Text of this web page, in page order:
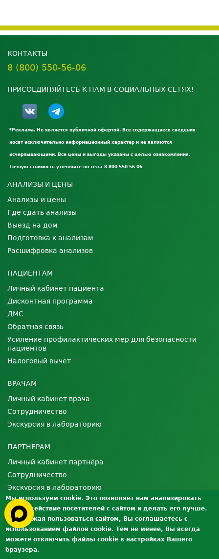
КОНТАКТЫ
8 (800) 550-56-06
ПРИСОЕДИНЯЙТЕСЬ К НАМ В СОЦИАЛЬНЫХ СЕТЯХ!
*Реклама. Не является публичной офертой. Все содержащиеся сведения
носят исключительно информационный характер и не являются
исчерпывающими. Все цены и выгоды указаны с целью ознакомления.
Точную стоимость уточняйте по тел.: 8 800 550 56 06
АНАЛИЗЫ И ЦЕНЫ
Анализы и цены
Где сдать анализы
Выезд на дом
Подготовка к анализам
Расшифровка анализов
ПАЦИЕНТАМ
Личный кабинет пациента
Дисконтная программа
ДМС
Обратная связь
Усиление профилактических мер для безопасности
пациентов
Налоговый вычет
ВРАЧАМ
Личный кабинет врача
Сотрудничество
Экскурсия в лабораторию
ПАРТНЕРАМ
Личный кабинет партнёра
Сотрудничество
Экскурсия в лабораторию
О ЛАБОРАТОРИИ
Лицензии и сертификаты
Контроль качества
Вакансии
Мы используем cookie. Это позволяет нам анализировать
взаимодействие посетителей с сайтом и делать его лучше.
Продолжая пользоваться сайтом, Вы соглашаетесь с
использованием файлов cookie. Тем не менее, Вы всегда
можете отключить файлы cookie в настройках Вашего
браузера.